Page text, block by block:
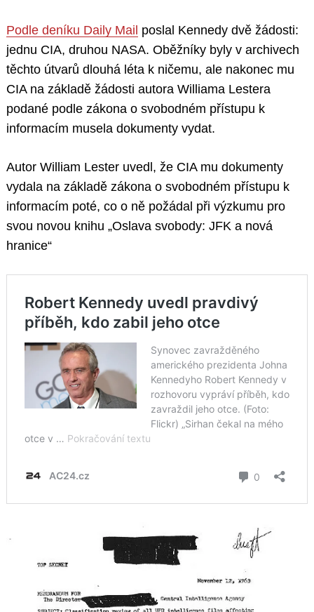
Podle deníku Daily Mail poslal Kennedy dvě žádosti:
jednu CIA, druhou NASA. Oběžníky byly v archivech
těchto útvarů dlouhá léta k ničemu, ale nakonec mu
CIA na základě žádosti autora Williama Lestera
podané podle zákona o svobodném přístupu k
informacím musela dokumenty vydat.
Autor William Lester uvedl, že CIA mu dokumenty
vydala na základě zákona o svobodném přístupu k
informacím poté, co o ně požádal při výzkumu pro
svou novou knihu „Oslava svobody: JFK a nová
hranice“